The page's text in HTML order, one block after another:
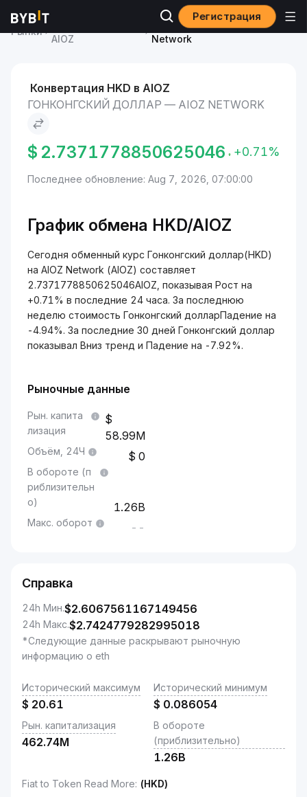
Регистрация
Рынки
AIOZ
Гонконгский доллар to AIOZ
Network
Конвертация HKD в AIOZ
ГОНКОНГСКИЙ ДОЛЛАР — AIOZ NETWORK
$ 2.7371778850625046 +0.71%
Последнее обновление: Aug 7, 2026, 07:00:00
График обмена HKD/AIOZ
Сегодня обменный курс Гонконгский доллар(HKD)
на AIOZ Network (AIOZ) составляет
2.7371778850625046AIOZ, показывая Рост на
+0.71% в последние 24 часа. За последнюю
неделю стоимость Гонконгский долларПадение на
-4.94%. За последние 30 дней Гонконгский доллар
показывал Вниз тренд и Падение на -7.92%.
Рыночные данные
Рын. капита
лизация
58.99M
Объём, 24Ч 0
В обороте (п
риблизительн
о)
1.26B
Макс. оборот --
Справка
24h Мин.$2.6067561167149456
24h Макс.$2.7424779282995018
*Следующие данные раскрывают рыночную
информацию о eth
Исторический максимум
$ 20.61
Исторический минимум
$ 0.086054
Рын. капитализация
462.74M
В обороте
(приблизительно)
1.26B
Fiat to Token Read More: (HKD)